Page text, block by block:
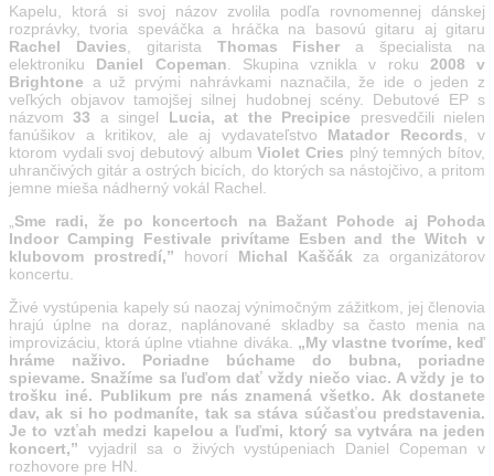
Kapelu, ktorá si svoj názov zvolila podľa rovnomennej dánskej
rozprávky, tvoria speváčka a hráčka na basovú gitaru aj gitaru
Rachel Davies , gitarista Thomas Fisher a špecialista na
elektroniku Daniel Copeman . Skupina vznikla v roku 2008 v
Brightone a už prvými nahrávkami naznačila, že ide o jeden z
veľkých objavov tamojšej silnej hudobnej scény. Debutové EP s
názvom33 a singel Lucia, at the Precipice presvedčili nielen
fanúšikov a kritikov, ale aj vydavateľstvo Matador Records , v
ktorom vydali svoj debutový albumViolet Cries plný temných bítov,
uhrančivých gitár a ostrých bicích, do ktorých sa nástojčivo, a pritom
jemne mieša nádherný vokál Rachel.
Sme radi, že po koncertoch na Bažant Pohode aj Pohoda
Indoor Camping Festivale privítame Esben and the Witch v
klubovom prostredí,” hovorí Michal Kaščák za organizátorov
koncertu.
Živé vystúpenia kapely sú naozaj výnimočným zážitkom, jej členovia
hrajú úplne na doraz, naplánované skladby sa často menia na
improvizáciu, ktorá úplne vtiahne diváka. „My vlastne tvoríme, keď
hráme naživo. Poriadne búchame do bubna, poriadne
spievame. Snažíme sa ľuďom dať vždy niečo viac. A vždy je to
trošku iné. Publikum pre nás znamená všetko. Ak dostanete
dav, ak si ho podmaníte, tak sa stáva súčasťou predstavenia.
Je to vzťah medzi kapelou a ľuďmi, ktorý sa vytvára na jeden
koncert,” vyjadril sa o živých vystúpeniach Daniel Copeman v
rozhovore pre HN.